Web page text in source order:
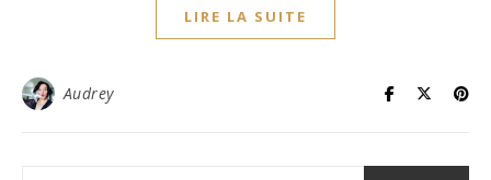
LIRE LA SUITE
Audrey